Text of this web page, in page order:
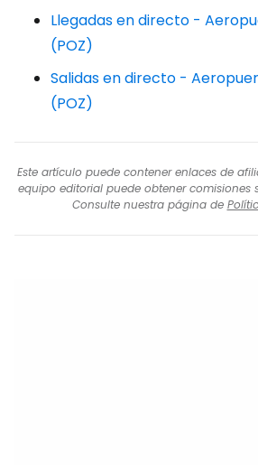
Llegadas en directo -
(POZ)
Salidas en directo -
(POZ)
Este artículo puede contener enlaces de
equipo editorial puede obtener comisiones
Consulte nuestra página de